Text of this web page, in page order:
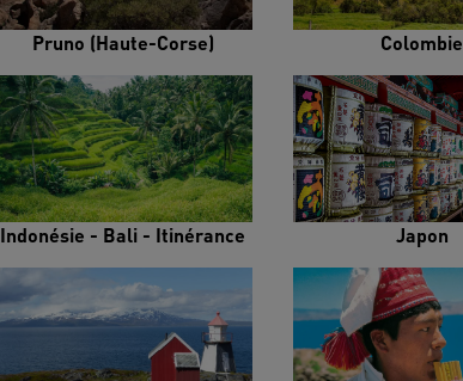
Pruno (Haute-Corse) Colombie
Indonésie - Bali - Itinérance Japon